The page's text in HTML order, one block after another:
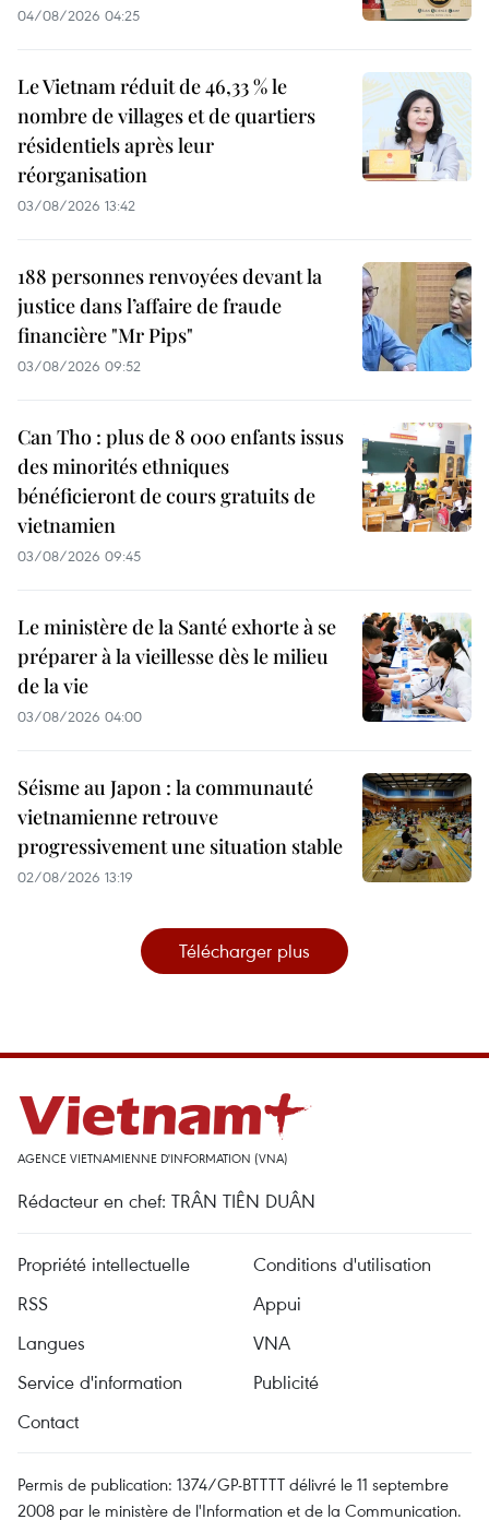
04/08/2026 04:25
Le Vietnam réduit de 46,33 % le
nombre de villages et de quartiers
résidentiels après leur
réorganisation
03/08/2026 13:42
188 personnes renvoyées devant la
justice dans l’affaire de fraude
financière "Mr Pips"
03/08/2026 09:52
Can Tho : plus de 8 000 enfants issus
des minorités ethniques
bénéficieront de cours gratuits de
vietnamien
03/08/2026 09:45
Le ministère de la Santé exhorte à se
préparer à la vieillesse dès le milieu
de la vie
03/08/2026 04:00
Séisme au Japon : la communauté
vietnamienne retrouve
progressivement une situation stable
02/08/2026 13:19
Télécharger plus
AGENCE VIETNAMIENNE D'INFORMATION (VNA)
Rédacteur en chef: TRÂN TIÊN DUÂN
Propriété intellectuelle
Conditions d'utilisation
RSS
Appui
Langues
VNA
Service d'information
Publicité
Contact
Permis de publication: 1374/GP-BTTTT délivré le 11 septembre
2008 par le ministère de l'Information et de la Communication.